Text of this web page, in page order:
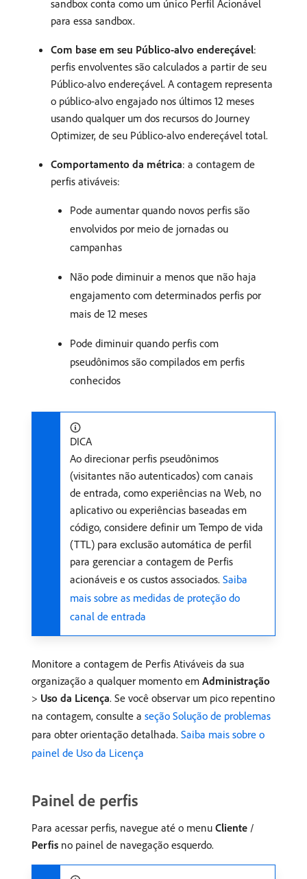
sandbox conta como um único Perfil Acionável
para essa sandbox.
Com base em seu Público-alvo endereçável:
perfis envolventes são calculados a partir de seu
Público-alvo endereçável. A contagem representa
o público-alvo engajado nos últimos 12 meses
usando qualquer um dos recursos do Journey
Optimizer, de seu Público-alvo endereçável total.
Comportamento da métrica: a contagem de
perfis ativáveis:
Pode aumentar quando novos perfis são
envolvidos por meio de jornadas ou
campanhas
Não pode diminuir a menos que não haja
engajamento com determinados perfis por
mais de 12 meses
Pode diminuir quando perfis com
pseudônimos são compilados em perfis
conhecidos
DICA
Ao direcionar perfis pseudônimos
(visitantes não autenticados) com canais
de entrada, como experiências na Web, no
aplicativo ou experiências baseadas em
código, considere definir um Tempo de vida
(TTL) para exclusão automática de perfil
para gerenciar a contagem de Perfis
acionáveis e os custos associados. Saiba
mais sobre as medidas de proteção do
canal de entrada
Monitore a contagem de Perfis Ativáveis da sua
organização a qualquer momento em Administração
> Uso da Licença. Se você observar um pico repentino
na contagem, consulte a seção Solução de problemas
para obter orientação detalhada. Saiba mais sobre o
painel de Uso da Licença
Painel de perfis
Para acessar perfis, navegue até o menu Cliente /
Perfis no painel de navegação esquerdo.